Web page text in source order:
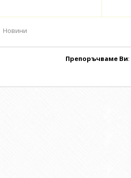
Новини
Препоръчваме Ви: